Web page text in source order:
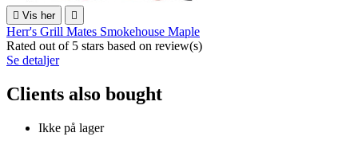
 Vis her 
Herr's Grill Mates Smokehouse Maple
Rated out of 5 stars based on review(s)
Se detaljer
Clients also bought
Ikke på lager